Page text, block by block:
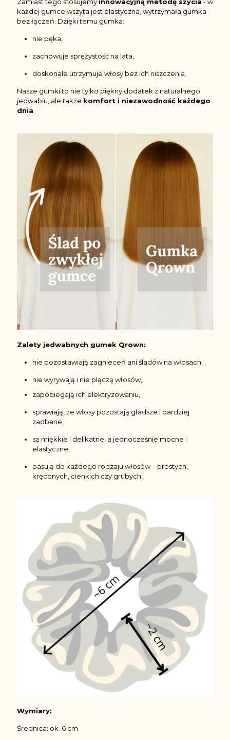
każdej gumce wszyta jest elastyczna, wytrzymała gumka
bez łączeń. Dzięki temu gumka:
nie pęka,
zachowuje sprężystość na lata,
doskonale utrzymuje włosy bez ich niszczenia.
Nasze gumki to nie tylko piękny dodatek z naturalnego
jedwabiu, ale także komfort i niezawodność każdego
dnia
Zalety jedwabnych gumek Qrown:
nie pozostawiają zagnieceń ani śladów na włosach,
nie wyrywają i nie plączą włosów,
zapobiegają ich elektryzowaniu,
sprawiają, że włosy pozostają gładsze i bardziej
zadbane,
są miękkie i delikatne, a jednocześnie mocne i
elastyczne,
pasują do każdego rodzaju włosów – prostych,
kręconych, cienkich czy grubych.
Wymiary:
Średnica: ok. 6 cm